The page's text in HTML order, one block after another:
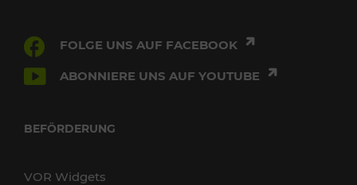
FOLGE UNS AUF FACEBOOK
ABONNIERE UNS AUF YOUTUBE
BEFÖRDERUNG
VOR Widgets